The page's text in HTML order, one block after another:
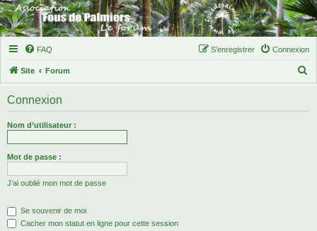
FAQ Connexion
S’enregistrer
Site Forum
Connexion
Nom d’utilisateur :
Mot de passe :
J’ai oublié mon mot de passe
Se souvenir de moi
Cacher mon statut en ligne pour cette session